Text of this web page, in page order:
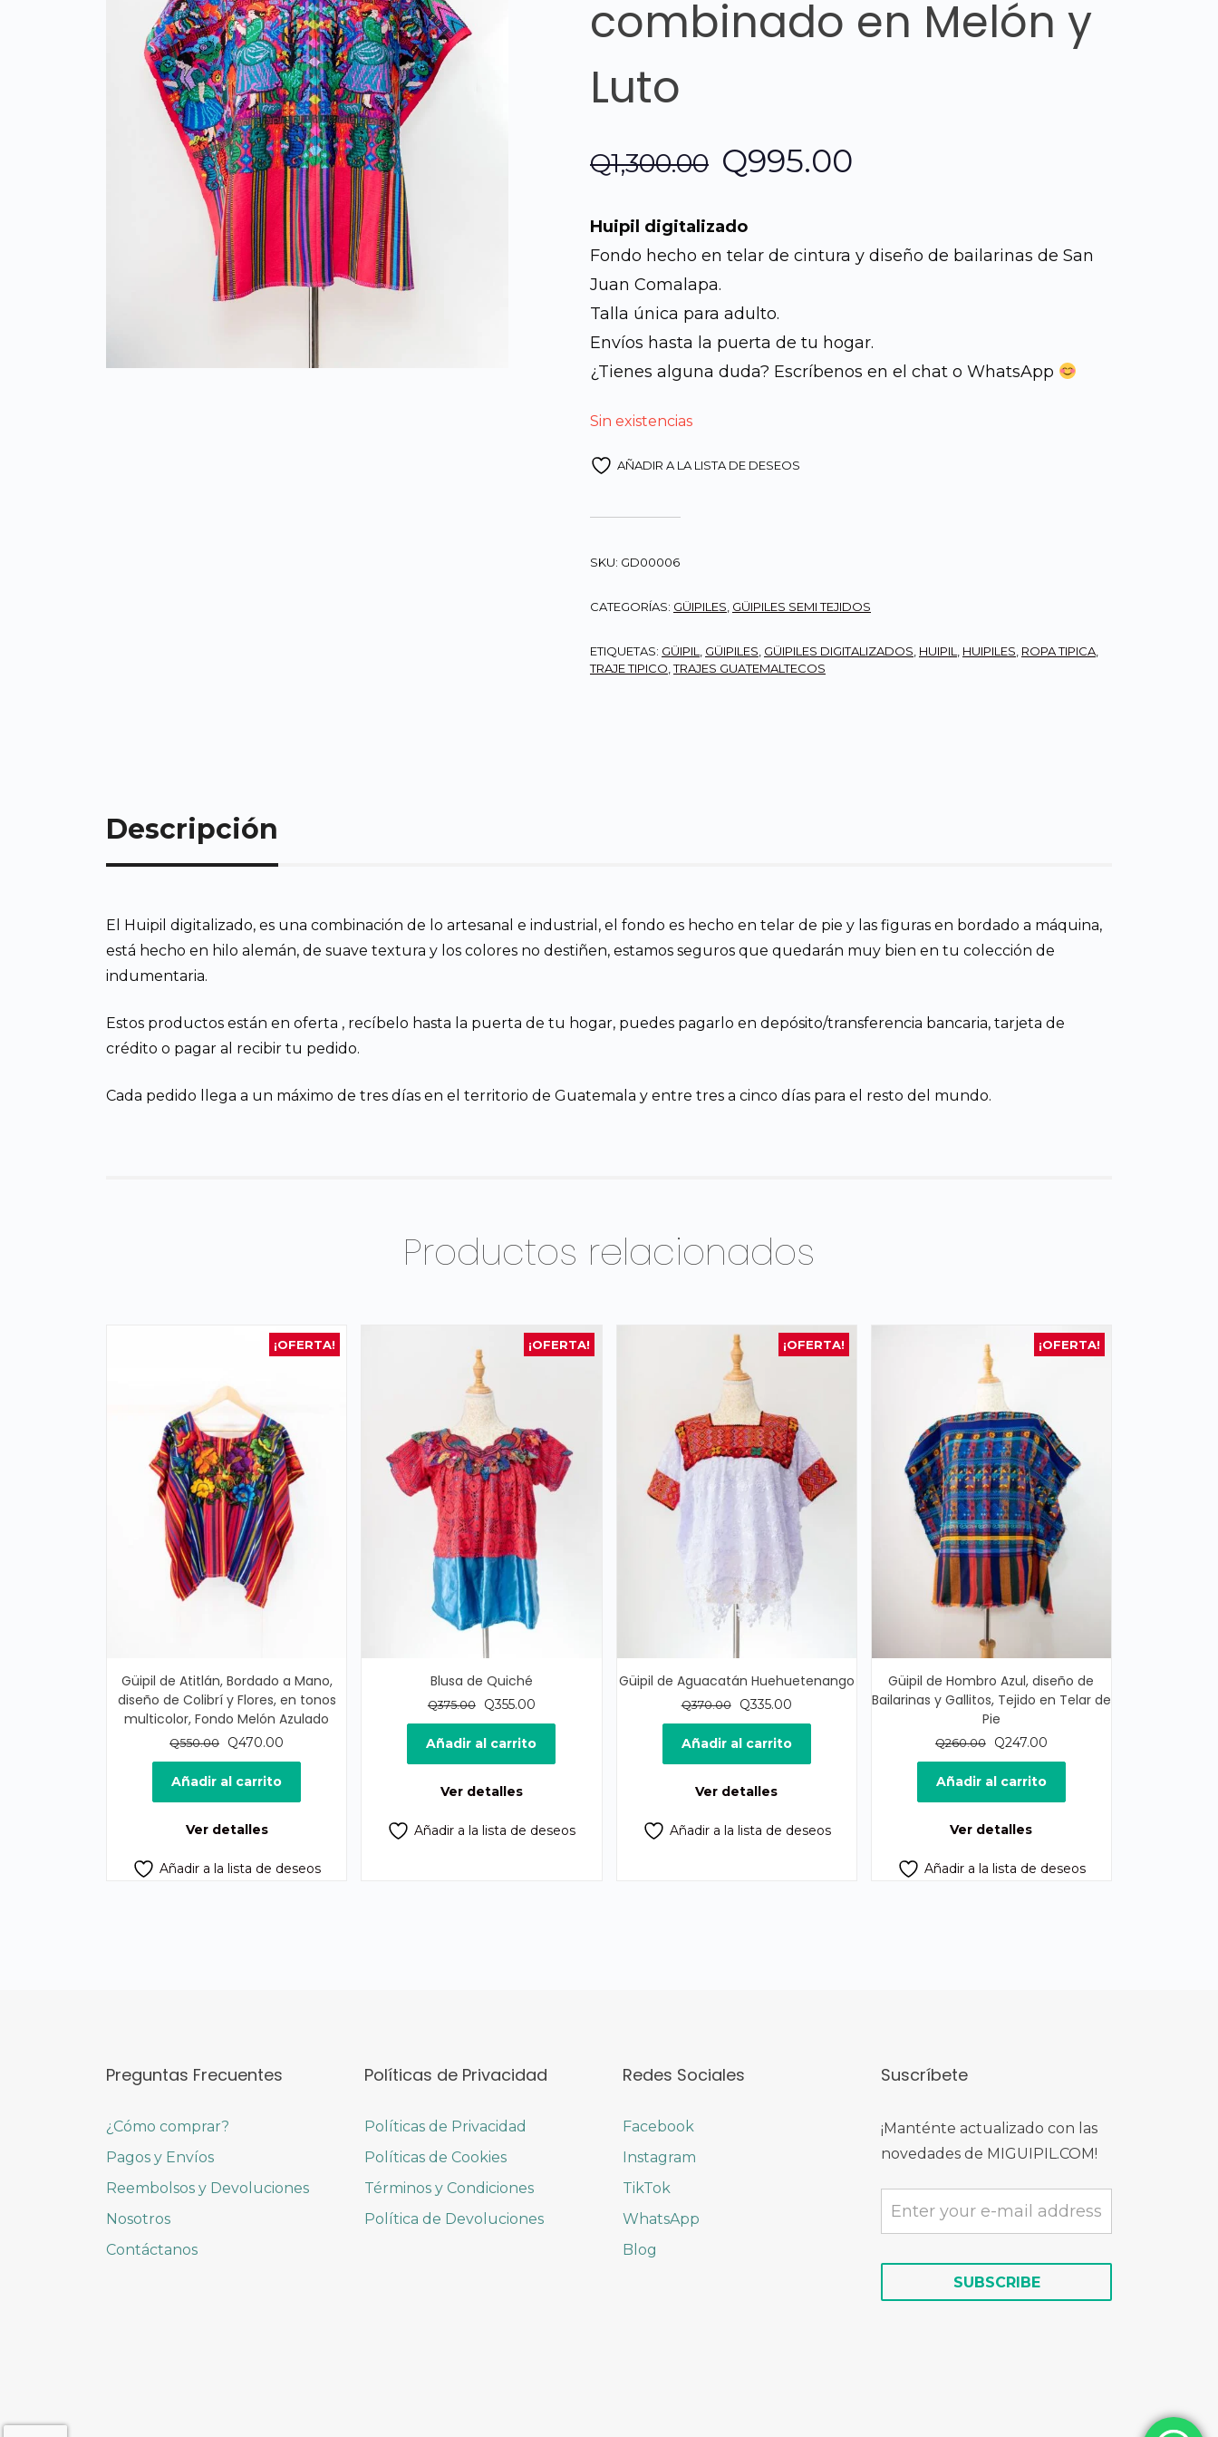
combinado en Melón y
Luto
Q1,300.00 El
original
era:
Q1,300.00.
Q995.00
actual
Q995.00.
Huipil digitalizado
Fondo hecho en telar de cintura y diseño de bailarinas de San
Juan Comalapa.
Talla única para adulto.
Envíos hasta la puerta de tu hogar.
¿Tienes alguna duda? Escríbenos en el chat o WhatsApp
Sin existencias
AÑADIR A LA LISTA DE DESEOS
SKU: GD00006
CATEGORÍAS: GÜIPILES GÜIPILES SEMI TEJIDOS
ETIQUETAS: GÜIPIL GÜIPILES GÜIPILES DIGITALIZADOS HUIPIL HUIPILES ROPA TIPICA
TRAJE TIPICO ,TRAJES GUATEMALTECOS
Descripción
El Huipil digitalizado, es una combinación de lo artesanal e industrial, el fondo es hecho en telar de pie y las figuras en bordado a máquina,
está hecho en hilo alemán, de suave textura y los colores no destiñen, estamos seguros que quedarán muy bien en tu colección de
indumentaria.
Estos productos están en oferta , recíbelo hasta la puerta de tu hogar, puedes pagarlo en depósito/transferencia bancaria, tarjeta de
crédito o pagar al recibir tu pedido.
Cada pedido llega a un máximo de tres días en el territorio de Guatemala y entre tres a cinco días para el resto del mundo.
Productos relacionados
¡OFERTA!
Güipil de Atitlán, Bordado a Mano,
diseño de Colibrí y Flores, en tonos
multicolor, Fondo Melón Azulado
Q550.00
El
precio
original
era:
Q470.00
precio
es:
Añadir al carrito
Ver detalles
Añadir a la lista de deseos
¡OFERTA!
Blusa de Quiché
Q375.00
El
precio
original
era:
Q355.00El
precio
actual
es:
Añadir al carrito
Ver detalles
Añadir a la lista de deseos
¡OFERTA!
Güipil de Aguacatán Huehuetenango
Q370.00
El
precio
original
era:
Q335.00El
precio
actual
es:
Añadir al carrito
Ver detalles
Añadir a la lista de deseos
¡OFERTA!
Güipil de Hombro Azul, diseño de
Bailarinas y Gallitos, Tejido en Telar de
Pie
Q260.00
El
precio
original
era:
Q247.00El
precio
actual
es:
Añadir al carrito
Ver detalles
Añadir a la lista de deseos
Preguntas Frecuentes
¿Cómo comprar?
Pagos y Envíos
Reembolsos y Devoluciones
Nosotros
Contáctanos
Políticas de Privacidad
Políticas de Privacidad
Políticas de Cookies
Términos y Condiciones
Política de Devoluciones
Redes Sociales
Facebook
Instagram
TikTok
WhatsApp
Blog
Suscríbete
¡Manténte actualizado con las
novedades de MIGUIPIL.COM!